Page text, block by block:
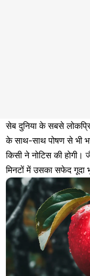
सेब दुनिया के सबसे
के साथ-साथ पोषण से भी
किसी ने नोटिस की
मिनटों में उसका सफेद गूदा